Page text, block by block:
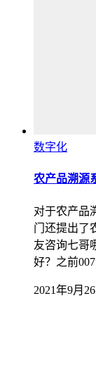
数字化
农产品溯源
对于农产品
门还提出了
友咨询七哥
好？之前
2021年9月26